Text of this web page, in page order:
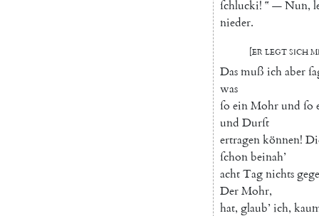
ſchlucki! ‟—Nun,
nieder.
[Erlegtſich
Dasmuß ichaber
was
ſo einMohrund ſo
und Durſt
ertragenkönnen!
ſchonbeinah’
achtTagnichts
DerMohr,
hat, glaub’ich,